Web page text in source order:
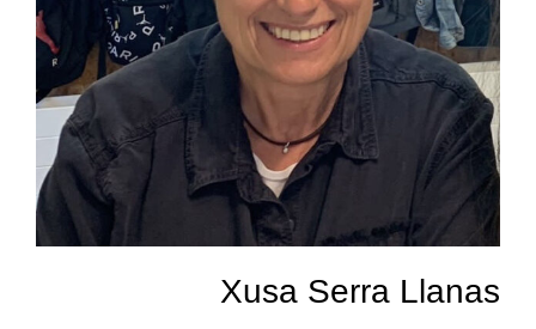
Xusa Serra Llanas